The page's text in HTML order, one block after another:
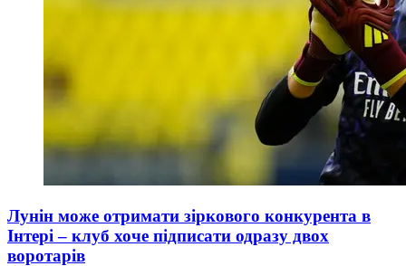
Лунін може отримати зіркового конкурента в
Інтері – клуб хоче підписати одразу двох
воротарів